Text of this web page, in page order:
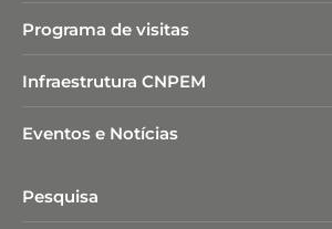
Programa de visitas
Infraestrutura CNPEM
Eventos e Notícias
Pesquisa